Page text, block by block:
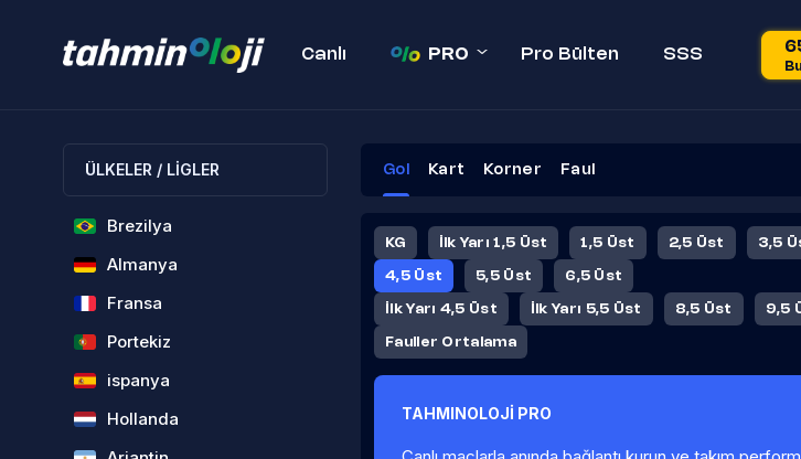
Canlı PRO Pro Bülten SSS
ÜLKELER / LİGLER
Brezilya
Almanya
Fransa
Portekiz
ispanya
Hollanda
Gol Kart Korner Faul
KG İlk Yarı 1,5 Üst 1,5 Üst 2,5 Üst 3,5
4,5 Üst 5,5 Üst 6,5 Üst
İlk Yarı 4,5 Üst İlk Yarı 5,5 Üst 8,5 Üst 9,5
Fauller Ortalama
TAHMINOLOJİ PRO